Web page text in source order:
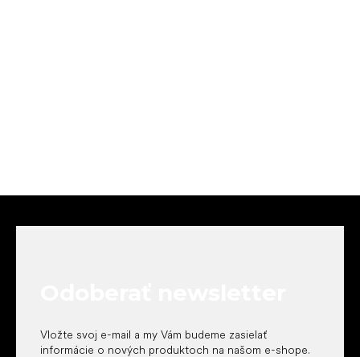
Vložte svoj e-mail a my Vám budeme zasielať
informácie o nových produktoch na našom e-shope.